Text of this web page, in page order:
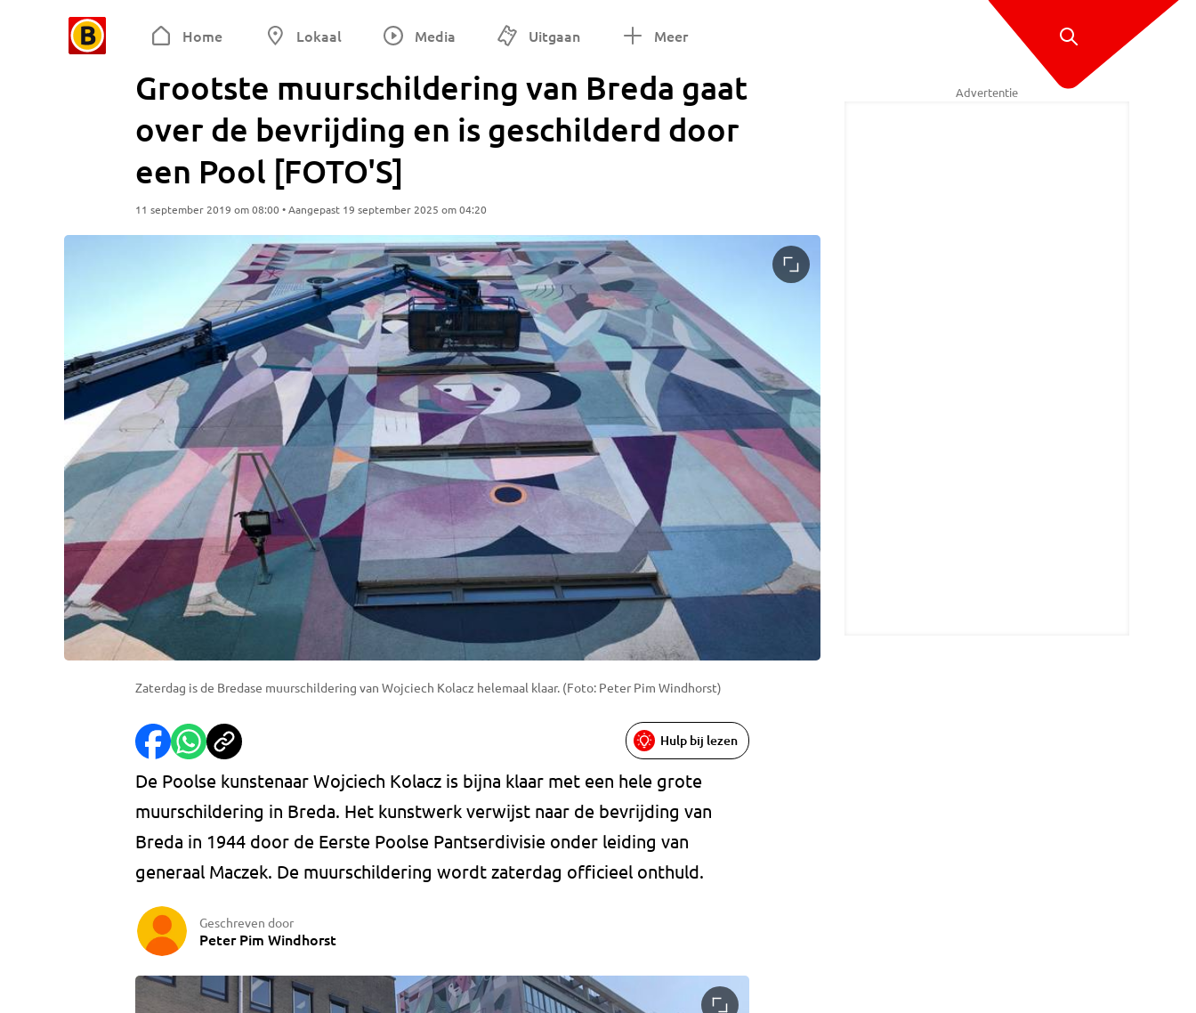
Home Lokaal Media Uitgaan Meer
Grootste muurschildering van Breda gaat
over de bevrijding en is geschilderd door
een Pool [FOTO'S]
11 september 2019 om 08:00 • Aangepast 19 september 2025 om 04:20
Zaterdag is de Bredase muurschildering van Wojciech Kolacz helemaal klaar. (Foto: Peter Pim Windhorst)
Hulp bij lezen
De Poolse kunstenaar Wojciech Kolacz is bijna klaar met een hele grote
muurschildering in Breda. Het kunstwerk verwijst naar de bevrijding van
Breda in 1944 door de Eerste Poolse Pantserdivisie onder leiding van
generaal Maczek. De muurschildering wordt zaterdag officieel onthuld.
Geschreven door
Peter Pim Windhorst
Advertentie